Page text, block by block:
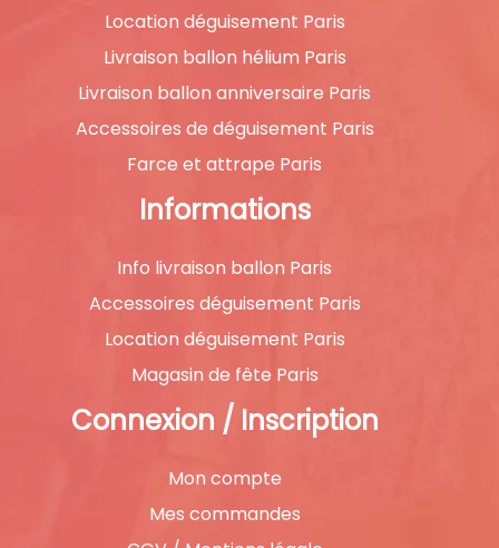
Location déguisement Paris
Livraison ballon hélium Paris
Livraison ballon anniversaire Paris
Accessoires de déguisement Paris
Farce et attrape Paris
Informations
Info livraison ballon Paris
Accessoires déguisement Paris
Location déguisement Paris
Magasin de fête Paris
Connexion / Inscription
Mon compte
Mes commandes